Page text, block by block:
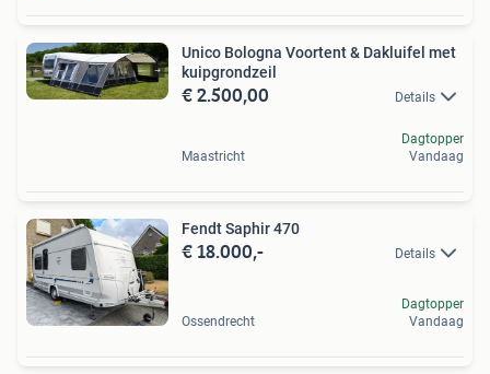
Unico Bologna Voortent & Dakluifel met
kuipgrondzeil
€ 2.500,00 Details
Maastricht
Dagtopper
Vandaag
Fendt Saphir 470
€ 18.000,- Details
Ossendrecht
Dagtopper
Vandaag